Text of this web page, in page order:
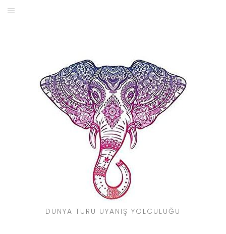
Skip
DÜNYA TURU UYANIŞ YOLCULUĞU
SEYAHAT REHBERI